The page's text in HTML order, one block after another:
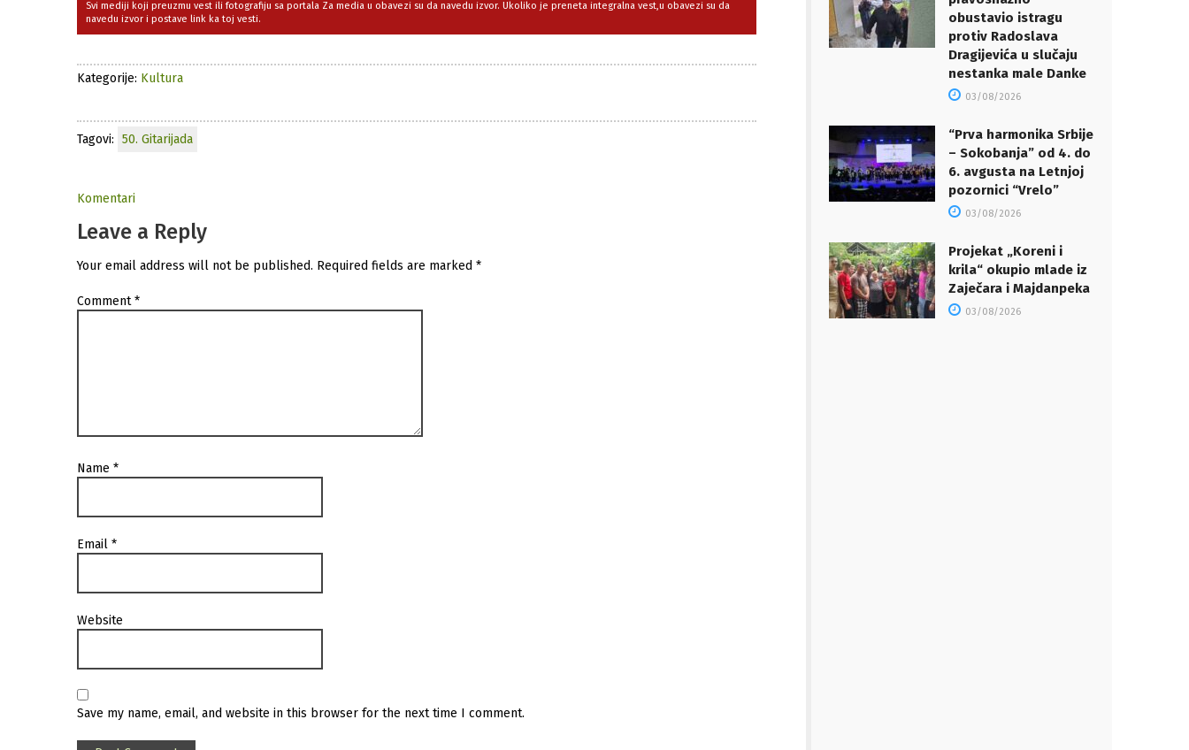
Svi mediji koji preuzmu vest ili fotografiju sa portala Za media u obavezi su da navedu izvor. Ukoliko je preneta integralna vest,u obavezi su da
navedu izvor i postave link ka toj vesti.
Kategorije: Kultura
Tagovi: 50. Gitarijada
Komentari
Leave a Reply
Your email address will not be published. Required fields are marked *
Comment*
Name *
Email *
Website
Save my name, email, and website in this browser for the next time I comment.
obustavio istragu
protiv Radoslava
Dragijevića u slučaju
nestanka male Danke
03/08/2026
“Prva harmonika Srbije
– Sokobanja” od 4. do
6. avgusta na Letnjoj
pozornici “Vrelo”
03/08/2026
Projekat „Koreni i
krila“ okupio mlade iz
Zaječara i Majdanpeka
03/08/2026